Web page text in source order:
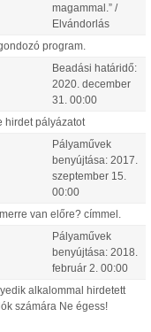
magammal.” /
Elvándorlás
program.
Beadási határidő:
2020. december
31
00:00
hirdet pályázatot
Pályaművek
benyújtása: 2017.
szeptember 15
00:00
van előre? címmel.
Pályaművek
benyújtása: 2018.
február 2 00:00
alkalommal hirdetett
számára Ne égess!